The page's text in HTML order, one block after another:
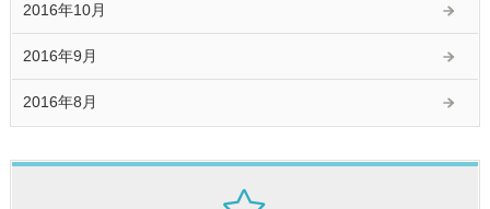
2016年10月
2016年9月
2016年8月